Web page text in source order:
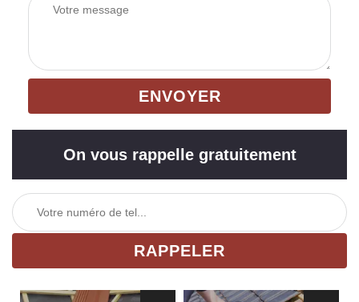
On vous rappelle gratuitement